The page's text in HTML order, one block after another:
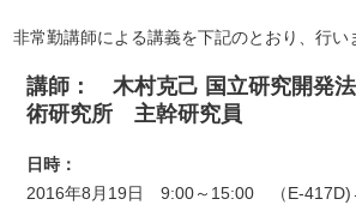
非常勤講師による講義を下記のとおり、行い
講師： 木村克己 国立研究開発
術研究所 主幹研究員
日時：
2016年8月19日 9:00～15:00 （E-